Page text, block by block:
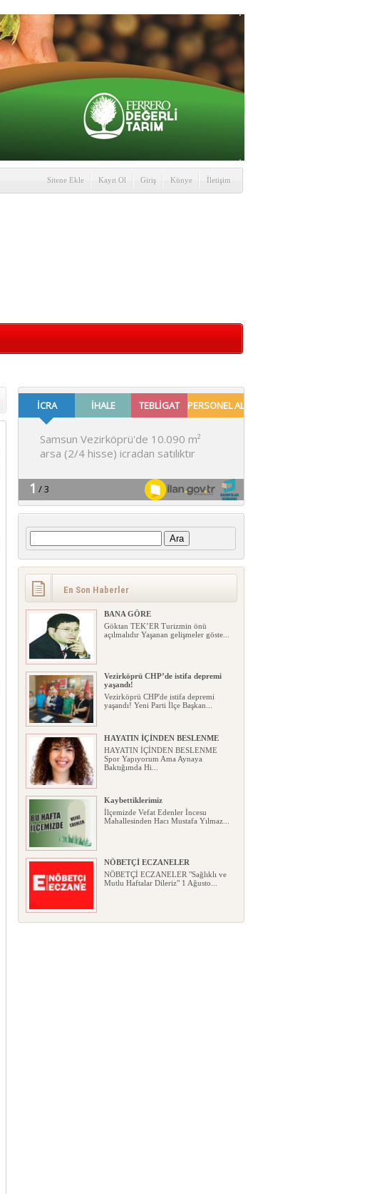
Sitene Ekle Kayıt Ol Giriş Künye İletişim
Arama:
En Son Haberler
BANA GÖRE
Göktan TEK’ER Turizmin önü
açılmalıdır Yaşanan gelişmeler göste...
Vezirköprü CHP’de istifa depremi
yaşandı!
Vezirköprü CHP'de istifa depremi
yaşandı! Yeni Parti İlçe Başkan...
HAYATIN İÇİNDEN BESLENME
HAYATIN İÇİNDEN BESLENME
Spor Yapıyorum Ama Aynaya
Baktığımda Hi...
Kaybettiklerimiz
İlçemizde Vefat Edenler İncesu
Mahallesinden Hacı Mustafa Yılmaz...
NÖBETÇİ ECZANELER
NÖBETÇİ ECZANELER "Sağlıklı ve
Mutlu Haftalar Dileriz" 1 Ağusto...
Okullarda yeni dönem: Yönetmelik